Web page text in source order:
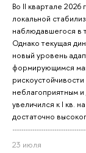
Во II квартале 2026
локальной
наблюдавшегося в
Однако текущая
новый уровень
формирующимся
неблагоприятным
увеличился к I кв.
достаточно
23 июля